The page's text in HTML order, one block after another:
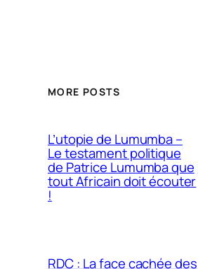
MORE POSTS
L’utopie de Lumumba –
Le testament politique
de Patrice Lumumba que
tout Africain doit écouter
!
RDC : La face cachée des